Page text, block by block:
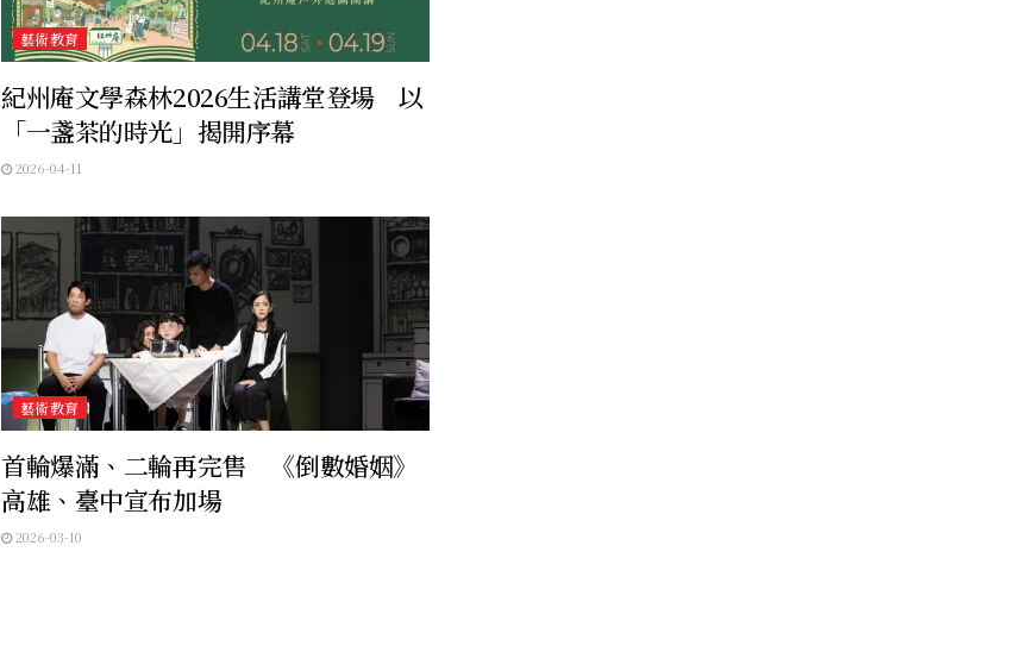
藝術教育
紀州庵文學森林2026生活講堂登場 以
「一盞茶的時光」揭開序幕
2026-04-11
藝術教育
首輪爆滿、二輪再完售 《倒數婚姻》
高雄、臺中宣布加場
2026-03-10